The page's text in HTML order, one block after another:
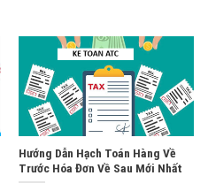
Hướng Dẫn Hạch Toán Hàng Về
Trước Hóa Đơn Về Sau Mới Nhất